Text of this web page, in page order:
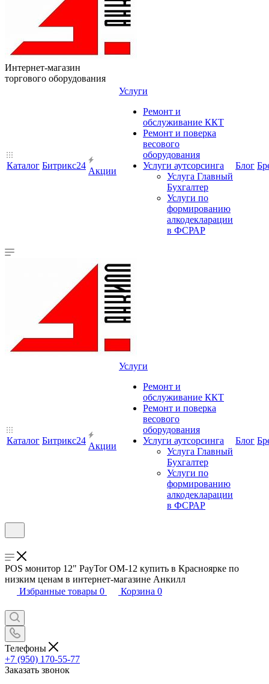
Интернет-магазин
торгового оборудования
Каталог Битрикс24
Акции
Услуги
Ремонт и
обслуживание ККТ
Ремонт и поверка
весового
оборудования
Услуги аутсорсинга
Услуга Главный
Бухгалтер
Услуги по
формированию
алкодекларации
в ФСРАР
Блог
Каталог Битрикс24
Акции
Услуги
Ремонт и
обслуживание ККТ
Ремонт и поверка
весового
оборудования
Услуги аутсорсинга
Услуга Главный
Бухгалтер
Услуги по
формированию
алкодекларации
в ФСРАР
Блог
POS монитор 12" PayTor OM-12 купить в Красноярке по
низким ценам в интернет-магазине Анкилл
Избранные товары 0 Корзина 0
Телефоны
+7 (950) 170-55-77
Заказать звонок